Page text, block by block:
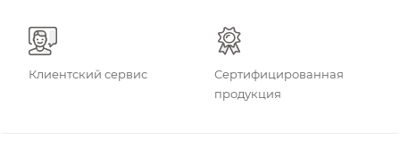
Клиентский сервис
Сертифицированная
продукция